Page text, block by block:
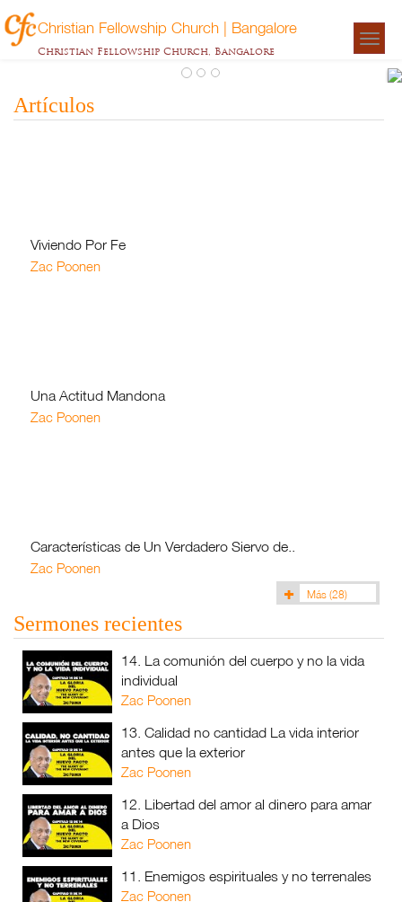
Christian Fellowship Church | Bangalore
Christian Fellowship Church, Bangalore
Artículos
Viviendo Por Fe
Zac Poonen
Una Actitud Mandona
Zac Poonen
Características de Un Verdadero Siervo de..
Zac Poonen
Más (28)
Sermones recientes
14. La comunión del cuerpo y no la vida
individual
Zac Poonen
13. Calidad no cantidad La vida interior
antes que la exterior
Zac Poonen
12. Libertad del amor al dinero para amar
a Dios
Zac Poonen
11. Enemigos espirituales y no terrenales
Zac Poonen